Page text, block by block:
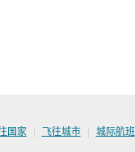
国家 | 飞往城市 | 城际航班